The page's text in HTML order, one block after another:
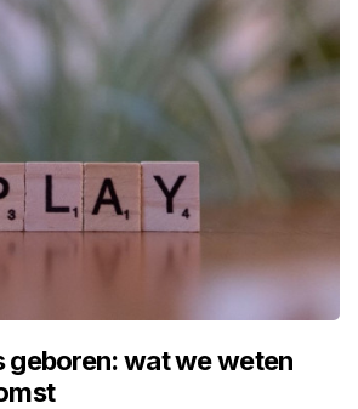
geboren: wat we weten